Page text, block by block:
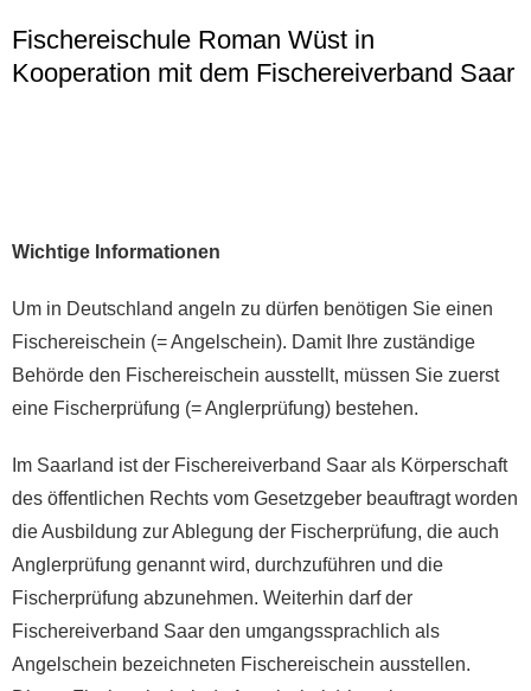
Fischereischule Roman Wüst in
Kooperation mit dem Fischereiverband Saar
Wichtige Informationen
Um in Deutschland angeln zu dürfen benötigen Sie einen
Fischereischein (= Angelschein). Damit Ihre zuständige
Behörde den Fischereischein ausstellt, müssen Sie zuerst
eine Fischerprüfung (= Anglerprüfung) bestehen.
Im Saarland ist der Fischereiverband Saar als Körperschaft
des öffentlichen Rechts vom Gesetzgeber beauftragt worden
die Ausbildung zur Ablegung der Fischerprüfung, die auch
Anglerprüfung genannt wird, durchzuführen und die
Fischerprüfung abzunehmen. Weiterhin darf der
Fischereiverband Saar den umgangssprachlich als
Angelschein bezeichneten Fischereischein ausstellen.